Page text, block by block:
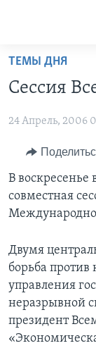
Перейти
основной
Перейти
навигации
Перейти
АМЕРИКА
НОВОСТИ ЗА
ИТОГИ
ПОЧЕМУ ЭТО
ДЕТАЛИ
НЬЮ-ЙОРК
АМЕРИКА.
ПРОЕКТЫ
УЧИМ
НАША
А КАК В
ТЕСТЫ
ЭКСПЕРТИЗА
ИНТЕРВЬЮ
ФАКТЫ
УЧИМ
ВИДЕО
ПОДПИСКА НА
Learning English
ТЕМЫ ДНЯ
Сессия
24 Апрель, 2006
В воскресенье
совместная
Двумя
борьба против
управления
неразрывной
президент